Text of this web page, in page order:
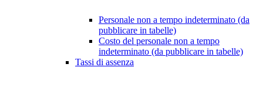
Personale non a tempo indeterminato (da
pubblicare in tabelle)
Costo del personale non a tempo
indeterminato (da pubblicare in tabelle)
Tassi di assenza